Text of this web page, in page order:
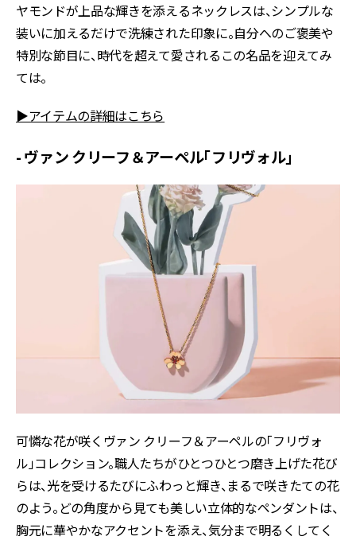
ヤモンドが上品な輝きを添えるネックレスは、シンプルな
装いに加えるだけで洗練された印象に。自分へのご褒美や
特別な節目に、時代を超えて愛されるこの名品を迎えてみ
ては。
▶アイテムの詳細はこちら
- ヴァン クリーフ＆アーペル「フリヴォル」
可憐な花が咲くヴァン クリーフ＆アーペルの「フリヴォ
ル」コレクション。職人たちがひとつひとつ磨き上げた花び
らは、光を受けるたびにふわっと輝き、まるで咲きたての花
のよう。どの角度から見ても美しい立体的なペンダントは、
胸元に華やかなアクセントを添え、気分まで明るくしてく